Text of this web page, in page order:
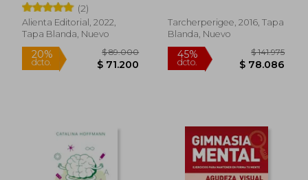
(2)
Alienta Editorial, 2022,
Tapa Blanda, Nuevo
Tarcherperigee, 2016, Tapa
Blanda, Nuevo